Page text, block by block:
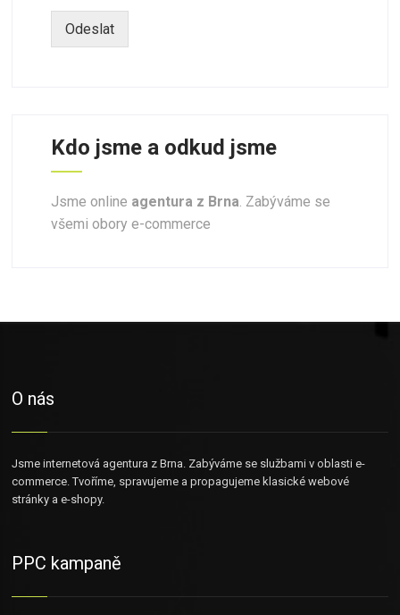
Odeslat
Kdo jsme a odkud jsme
Jsme online agentura z Brna. Zabýváme se
všemi obory e-commerce
O nás
Jsme internetová agentura z Brna. Zabýváme se službami v oblasti e-
commerce. Tvoříme, spravujeme a propagujeme klasické webové
stránky a e-shopy.
PPC kampaně